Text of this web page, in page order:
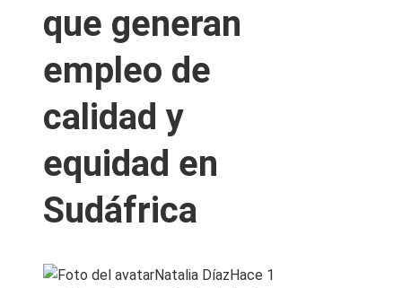
que generan
empleo de
calidad y
equidad en
Sudáfrica
Natalia Díaz Hace 1